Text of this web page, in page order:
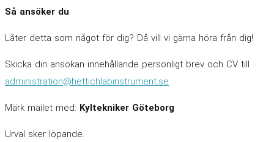
Så ansöker du
Låter detta som något för dig? Då vill vi gärna höra från dig!
Skicka din ansökan innehållande personligt brev och CV till
administration@hettichlabinstrument.se
Märk mailet med: Kyltekniker Göteborg
Urval sker löpande.